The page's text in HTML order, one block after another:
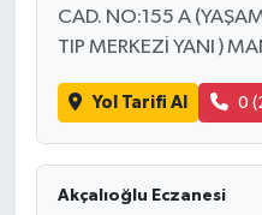
CAD. NO:155 A
TIP MERKEZİ YANI )
Yol Tarifi Al 0
Akçalıoğlu Eczanesi